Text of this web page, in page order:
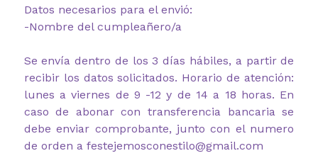
Datos necesarios para el envió:
-Nombre del cumpleañero/a
Se envía dentro de los 3 días hábiles, a partir de
recibir los datos solicitados. Horario de atención:
lunes a viernes de 9 -12 y de 14 a 18 horas. En
caso de abonar con transferencia bancaria se
debe enviar comprobante, junto con el numero
de orden a festejemosconestilo@gmail.com